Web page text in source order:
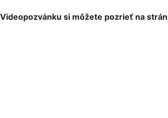
Videopozvánku si môžete pozrieť na